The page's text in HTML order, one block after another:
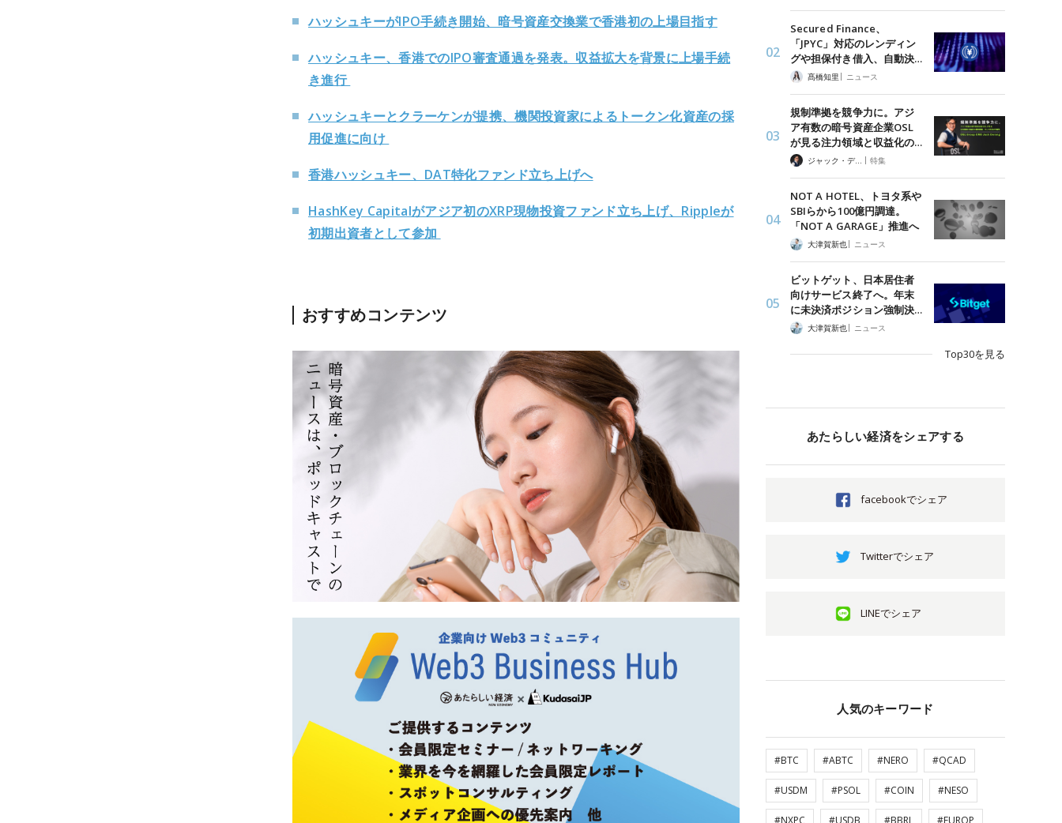
ハッシュキーがIPO手続き開始、暗号資産交換業で香港初の上場目指す
ハッシュキー、香港でのIPO審査通過を発表。収益拡大を背景に上場手続
き進行
ハッシュキーとクラーケンが提携、機関投資家によるトークン化資産の採
用促進に向け
香港ハッシュキー、DAT特化ファンド立ち上げへ
HashKey Capitalがアジア初のXRP現物投資ファンド立ち上げ、Rippleが
初期出資者として参加
おすすめコンテンツ
Secured Finance、
「JPYC」対応のレンディン
グや担保付き借入、自動決…
髙橋知里 | ニュース
規制準拠を競争力に。アジ
ア有数の暗号資産企業OSL
が見る注力領域と収益化の…
ジャック・デロン（Jack Derong） | 特集
NOT A HOTEL、トヨタ系や
SBIらから100億円調達。
「NOT A GARAGE」推進へ
大津賀新也| ニュース
ビットゲット、日本居住者
向けサービス終了へ。年末
に未決済ポジション強制決…
大津賀新也| ニュース
Top30を見る
あたらしい経済をシェアする
facebookでシェア
Twitterでシェア
LINEでシェア
人気のキーワード
#BTC #ABTC #NERO #QCAD
#USDM #PSOL #COIN #NESO
#NXPC #USDB #BBRL #EUROP